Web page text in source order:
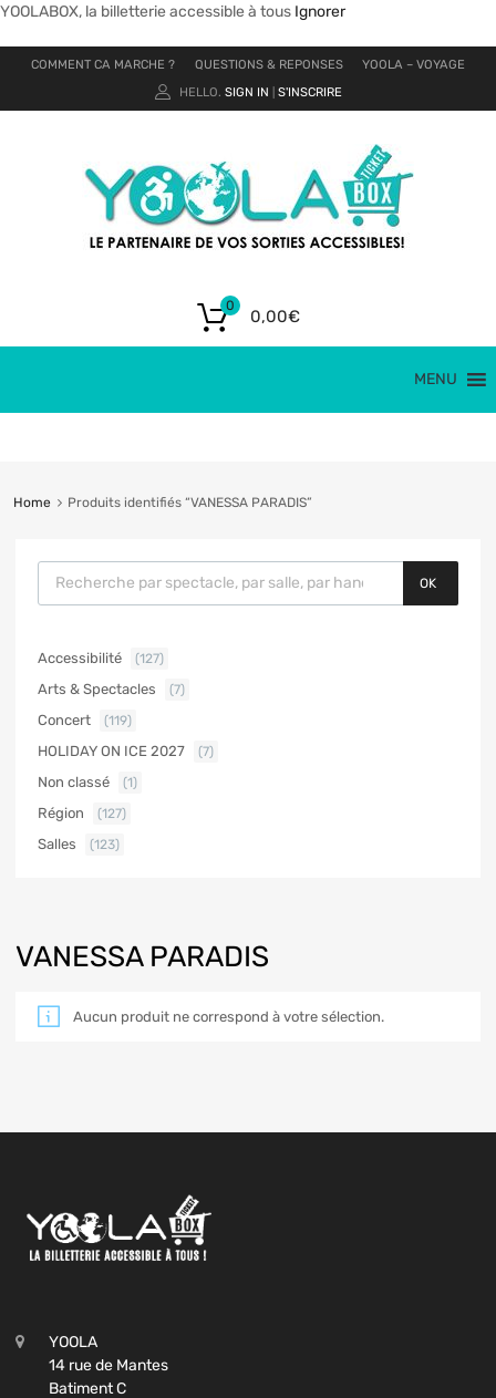
YOOLABOX, la billetterie accessible à tous Ignorer
COMMENT CA MARCHE ? QUESTIONS & REPONSES
YOOLA – VOYAGE
HELLO. SIGN IN S'INSCRIRE
0,00€
0
MENU
Home Produits identifiés “VANESSA PARADIS”
VANESSA PARADIS
Aucun produit ne correspond à votre sélection.
OK
Accessibilité (127)
Arts & Spectacles (7)
Concert (119)
HOLIDAY ON ICE 2027 (7)
Non classé (1)
Région (127)
Salles (123)
YOOLA
14 rue de Mantes
Batiment C